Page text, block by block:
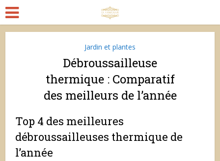
Jardin et plantes
Débroussailleuse
thermique : Comparatif
des meilleurs de l’année
Top 4 des meilleures
débroussailleuses thermique de
l’année